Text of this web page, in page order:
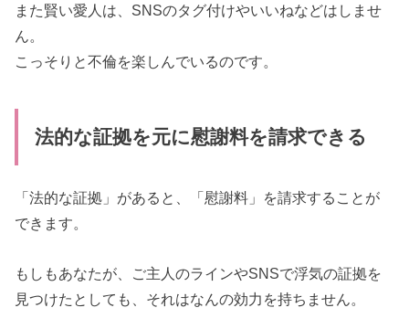
また賢い愛人は、SNSのタグ付けやいいねなどはしませ
ん。
こっそりと不倫を楽しんでいるのです。
法的な証拠を元に慰謝料を請求できる
「法的な証拠」があると、「慰謝料」を請求することが
できます。
もしもあなたが、ご主人のラインやSNSで浮気の証拠を
見つけたとしても、それはなんの効力を持ちません。